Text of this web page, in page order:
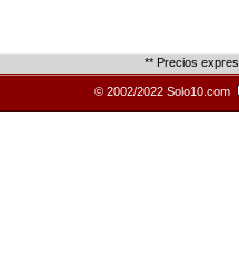
** Precios
© 2002/2022 Solo10.com